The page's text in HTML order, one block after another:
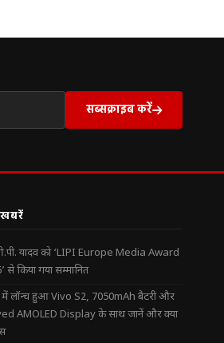
सब्सक्राइब करें
खबरें
यादव को ‘LIPI Europe Media Award
से किया गया सम्मानित
में लॉन्च हुआ Vivo S2, 7050mAh बैटरी और
AMOLED Display के साथ जानें और क्या